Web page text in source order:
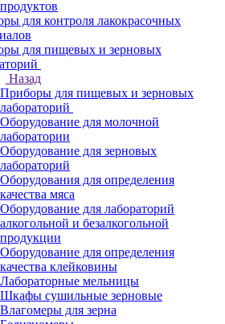
для контроля лакокрасочных
для пищевых и зерновых
Назад
Приборы для пищевых и зерновых
лабораторий
Оборудование для молочной
лаборатории
Оборудование для зерновых
лабораторий
Оборудования для определения
качества мяса
Оборудование для лабораторий
алкогольной и безалкогольной
продукции
Оборудование для определения
качества клейковины
Лабораторные мельницы
Шкафы сушильные зерновые
Влагомеры для зерна